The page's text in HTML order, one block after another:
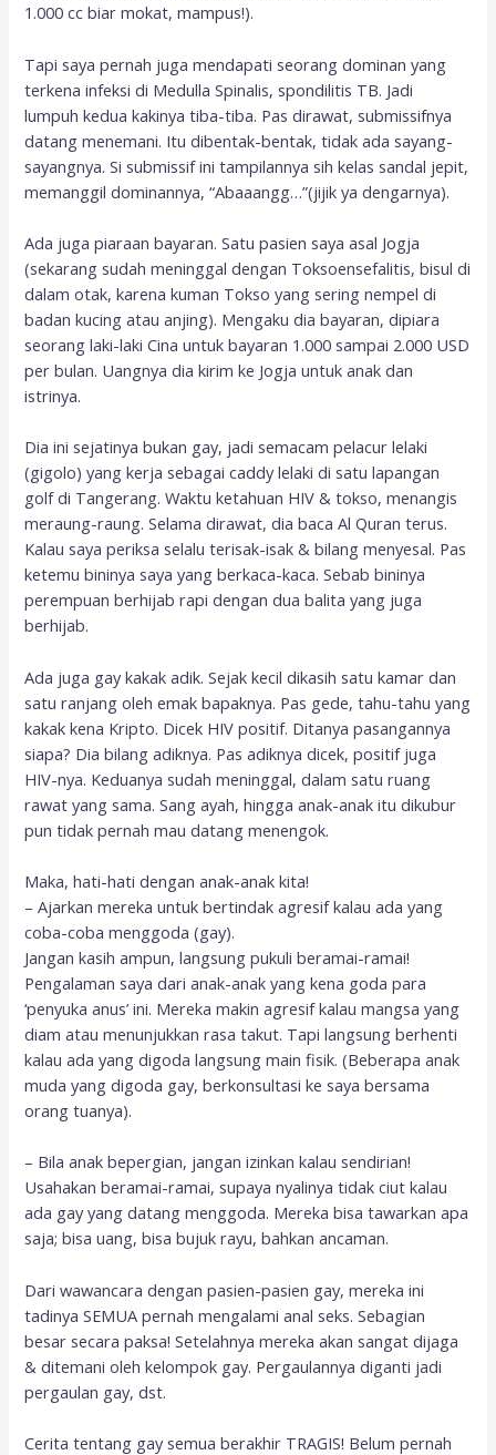
1.000 cc biar mokat, mampus!).
Tapi saya pernah juga mendapati seorang dominan yang
terkena infeksi di Medulla Spinalis, spondilitis TB. Jadi
lumpuh kedua kakinya tiba-tiba. Pas dirawat, submissifnya
datang menemani. Itu dibentak-bentak, tidak ada sayang-
sayangnya. Si submissif ini tampilannya sih kelas sandal jepit,
memanggil dominannya, “Abaaangg…”(jijik ya dengarnya).
Ada juga piaraan bayaran. Satu pasien saya asal Jogja
(sekarang sudah meninggal dengan Toksoensefalitis, bisul di
dalam otak, karena kuman Tokso yang sering nempel di
badan kucing atau anjing). Mengaku dia bayaran, dipiara
seorang laki-laki Cina untuk bayaran 1.000 sampai 2.000 USD
per bulan. Uangnya dia kirim ke Jogja untuk anak dan
istrinya.
Dia ini sejatinya bukan gay, jadi semacam pelacur lelaki
(gigolo) yang kerja sebagai caddy lelaki di satu lapangan
golf di Tangerang. Waktu ketahuan HIV & tokso, menangis
meraung-raung. Selama dirawat, dia baca Al Quran terus.
Kalau saya periksa selalu terisak-isak & bilang menyesal. Pas
ketemu bininya saya yang berkaca-kaca. Sebab bininya
perempuan berhijab rapi dengan dua balita yang juga
berhijab.
Ada juga gay kakak adik. Sejak kecil dikasih satu kamar dan
satu ranjang oleh emak bapaknya. Pas gede, tahu-tahu yang
kakak kena Kripto. Dicek HIV positif. Ditanya pasangannya
siapa? Dia bilang adiknya. Pas adiknya dicek, positif juga
HIV-nya. Keduanya sudah meninggal, dalam satu ruang
rawat yang sama. Sang ayah, hingga anak-anak itu dikubur
pun tidak pernah mau datang menengok.
Maka, hati-hati dengan anak-anak kita!
– Ajarkan mereka untuk bertindak agresif kalau ada yang
coba-coba menggoda (gay).
Jangan kasih ampun, langsung pukuli beramai-ramai!
Pengalaman saya dari anak-anak yang kena goda para
‘penyuka anus’ ini. Mereka makin agresif kalau mangsa yang
diam atau menunjukkan rasa takut. Tapi langsung berhenti
kalau ada yang digoda langsung main fisik. (Beberapa anak
muda yang digoda gay, berkonsultasi ke saya bersama
orang tuanya).
– Bila anak bepergian, jangan izinkan kalau sendirian!
Usahakan beramai-ramai, supaya nyalinya tidak ciut kalau
ada gay yang datang menggoda. Mereka bisa tawarkan apa
saja; bisa uang, bisa bujuk rayu, bahkan ancaman.
Dari wawancara dengan pasien-pasien gay, mereka ini
tadinya SEMUA pernah mengalami anal seks. Sebagian
besar secara paksa! Setelahnya mereka akan sangat dijaga
& ditemani oleh kelompok gay. Pergaulannya diganti jadi
pergaulan gay, dst.
Cerita tentang gay semua berakhir TRAGIS! Belum pernah